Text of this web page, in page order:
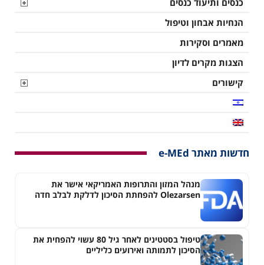
כנסים ותיעוד כנסים
הנחיות אבחון וטיפול
מאמרים וסקירות
הצגות מקרים לדיון
קישורים
חדשות מאתר e-MEd
מנהל המזון והתרופות האמריקאי אישר את
Olezarsen להפחתת הסיכון לדלקת לבלב חדה
טיפול בסטטינים לאחר גיל 80 עשוי להפחית את
הסיכון לתמותה ואירועים כליליים